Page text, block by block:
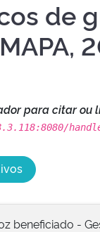
de
para citar ou
beneficiado -